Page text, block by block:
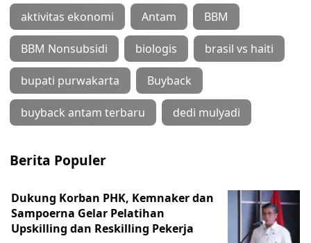
aktivitas ekonomi Antam BBM
BBM Nonsubsidi biologis brasil vs haiti
bupati purwakarta Buyback
buyback antam terbaru dedi mulyadi
Berita Populer
Dukung Korban PHK, Kemnaker dan
Sampoerna Gelar Pelatihan
Upskilling dan Reskilling Pekerja